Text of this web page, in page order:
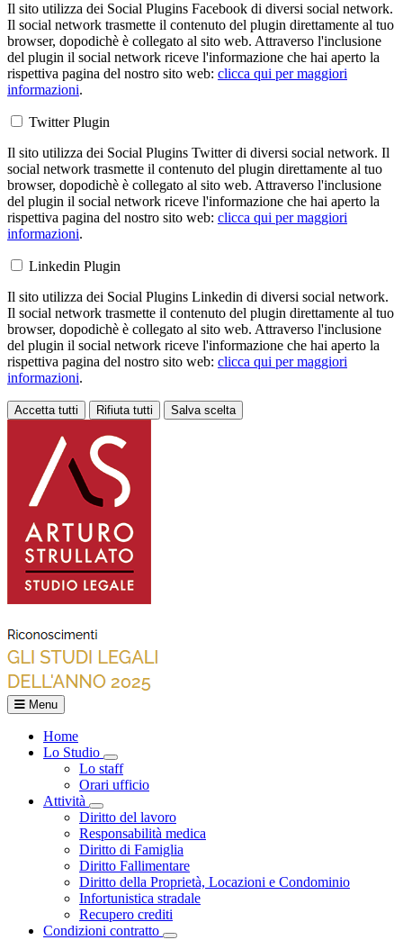
Il sito utilizza dei Social Plugins Facebook di diversi social network.
Il social network trasmette il contenuto del plugin direttamente al tuo
browser, dopodichè è collegato al sito web. Attraverso l'inclusione
del plugin il social network riceve l'informazione che hai aperto la
rispettiva pagina del nostro sito web: clicca qui per maggiori
informazioni.
Twitter Plugin
Il sito utilizza dei Social Plugins Twitter di diversi social network. Il
social network trasmette il contenuto del plugin direttamente al tuo
browser, dopodichè è collegato al sito web. Attraverso l'inclusione
del plugin il social network riceve l'informazione che hai aperto la
rispettiva pagina del nostro sito web: clicca qui per maggiori
informazioni.
Linkedin Plugin
Il sito utilizza dei Social Plugins Linkedin di diversi social network.
Il social network trasmette il contenuto del plugin direttamente al tuo
browser, dopodichè è collegato al sito web. Attraverso l'inclusione
del plugin il social network riceve l'informazione che hai aperto la
rispettiva pagina del nostro sito web: clicca qui per maggiori
informazioni.
Accetta tutti Rifiuta tutti Salva scelta
Menu
Home
Lo Studio
Toggle Dropdown
Lo staff
Orari ufficio
Attività
Toggle Dropdown
Diritto del lavoro
Responsabilità medica
Diritto di Famiglia
Diritto Fallimentare
Diritto della Proprietà, Locazioni e Condominio
Infortunistica stradale
Recupero crediti
Condizioni contratto